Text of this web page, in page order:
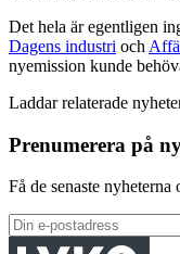
Det hela är egentligen
Dagens industri och
nyemission kunde
Laddar relaterade
Prenumerera på
Få de senaste